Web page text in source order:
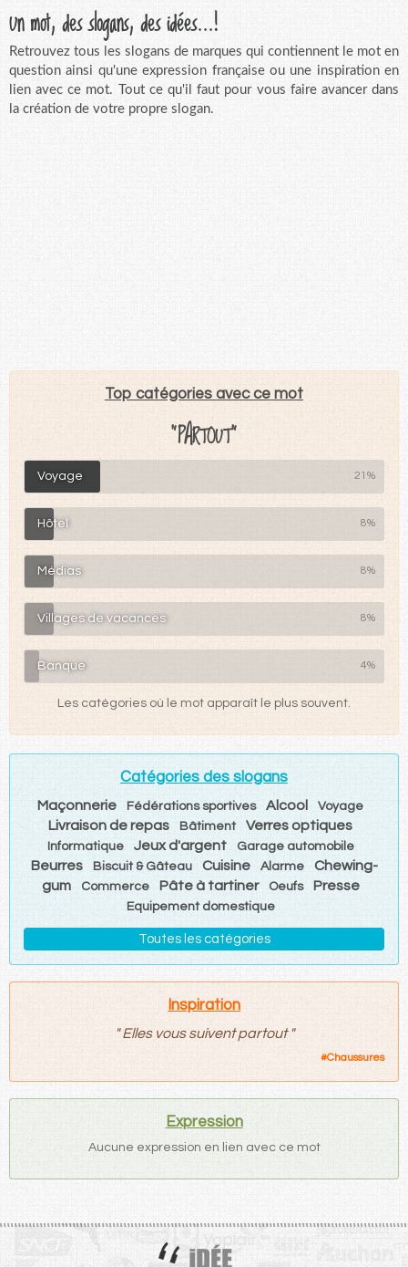
Un mot, des slogans, des idées...!
Retrouvez tous les slogans de marques qui contiennent le mot en
question ainsi qu'une expression française ou une inspiration en
lien avec ce mot. Tout ce qu'il faut pour vous faire avancer dans
la création de votre propre slogan.
Top catégories avec ce mot
"PARTOUT"
Voyage 21%
Hôtel 8%
Médias 8%
Villages de vacances 8%
Banque 4%
Les catégories où le mot apparaît le plus souvent.
Catégories des slogans
Maçonnerie Fédérations sportives Alcool Voyage
Livraison de repas Bâtiment Verres optiques
Informatique Jeux d'argent Garage automobile
Beurres Biscuit & Gâteau Cuisine Alarme
Chewing-
gum
Commerce Pâte à tartiner Oeufs Presse
Equipement domestique
Toutes les catégories
Inspiration
" Elles vous suivent partout "
#Chaussures
Expression
Aucune expression en lien avec ce mot